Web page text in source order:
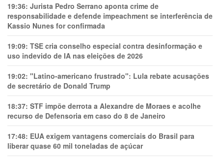
19:36: Jurista Pedro Serrano aponta crime de
responsabilidade e defende impeachment se interferência de
Kassio Nunes for confirmada
19:09: TSE cria conselho especial contra desinformação e
uso indevido de IA nas eleições de 2026
19:02: "Latino-americano frustrado": Lula rebate acusações
de secretário de Donald Trump
18:37: STF impõe derrota a Alexandre de Moraes e acolhe
recurso de Defensoria em caso do 8 de Janeiro
17:48: EUA exigem vantagens comerciais do Brasil para
liberar quase 60 mil toneladas de açúcar